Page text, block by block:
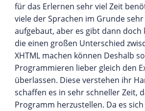
für das Erlernen sehr viel Zeit
viele der Sprachen im Grunde
aufgebaut, aber es gibt dann doch
die einen großen Unterschied
XHTML machen können Deshalb
Programmieren lieber gleich den
überlassen. Diese verstehen ihr
schaffen es in sehr schneller Zeit,
Programm herzustellen. Da es